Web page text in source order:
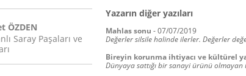
ÖZDEN
Saray Paşaları ve
Yazarın diğer yazıları
Mahlas sonu -07/07/2019
Değerler silsile halinde ilerler. Değerler
Bireyin korunma ihtiyacı ve kültürel
Dünyaya sattığı bir sanayi ürünü